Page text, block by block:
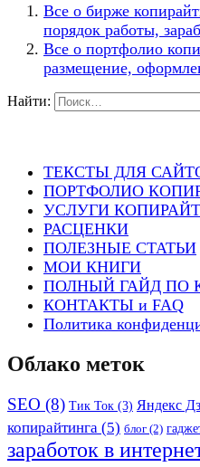
Все о бирже
порядок работы,
Все о портфолио
размещение,
Найти:
ТЕКСТЫ ДЛЯ
ПОРТФОЛИО
УСЛУГИ
РАСЦЕНКИ
ПОЛЕЗНЫЕ СТАТЬИ
МОИ КНИГИ
ПОЛНЫЙ ГАЙД ПО
КОНТАКТЫ и FAQ
Политика
Облако меток
SEO (8) Тик Ток (3) Яндекс
копирайтинга (5) блог (2)
заработок в